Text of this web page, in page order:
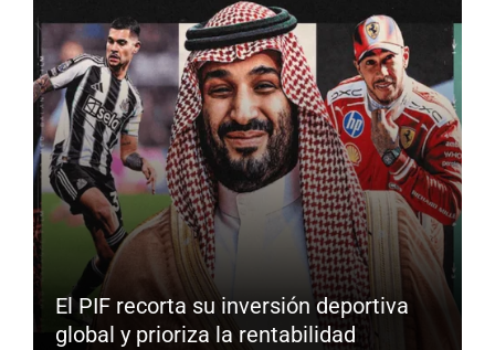
El PIF recorta su inversión deportiva
global y prioriza la rentabilidad